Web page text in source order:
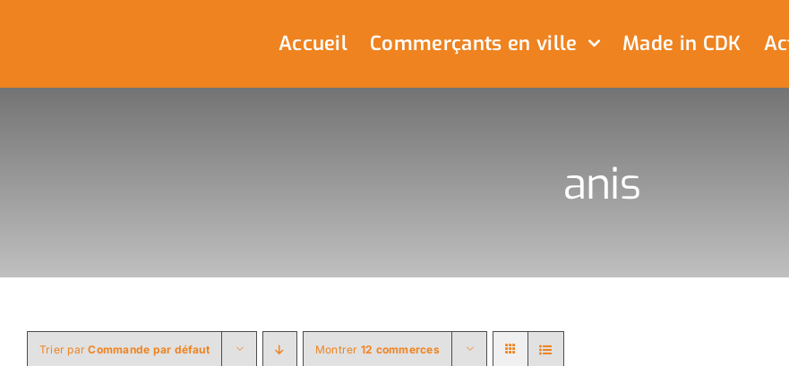
Accueil Commerçants en ville Made in CDK
anis
Trier parCommande par défaut Montrer 12 commerces